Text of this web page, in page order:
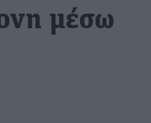
μέσω